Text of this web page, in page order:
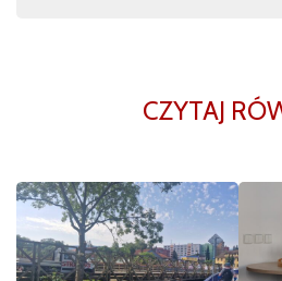
CZYTAJ